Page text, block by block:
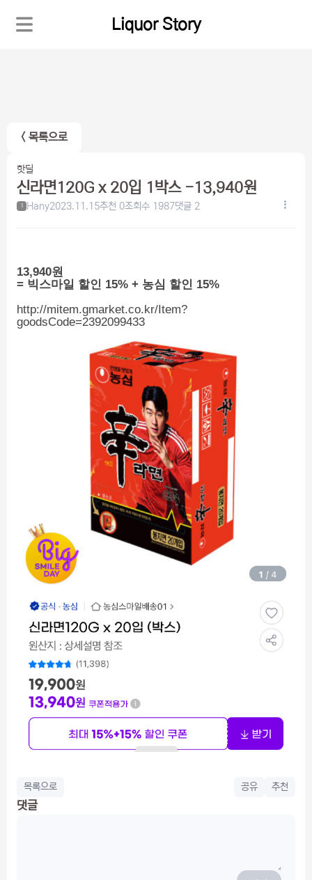
Liquor Story
< 목록으로
핫딜
신라면120G x 20입 1박스 -13,940원
1 Hany2023.11.15추천 0조회수 1987댓글 2
13,940원
= 빅스마일 할인 15% + 농심 할인 15%
http://mitem.gmarket.co.kr/Item?
goodsCode=2392099433
목록으로 공유 추천
댓글